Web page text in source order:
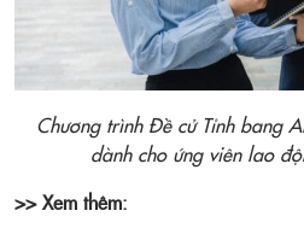
Chương trình Đề cử Tỉnh bang
dành cho ứng viên lao
>> Xem thêm: